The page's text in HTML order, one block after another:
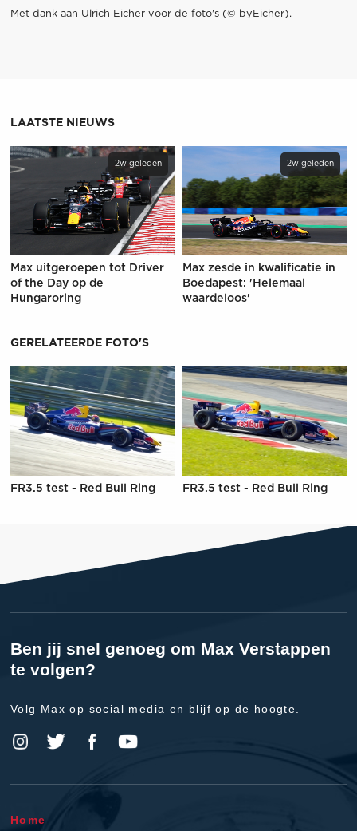
Met dank aan Ulrich Eicher voor de foto's (© byEicher).
LAATSTE NIEUWS
2w geleden
Max uitgeroepen tot Driver
of the Day op de
Hungaroring
2w geleden
Max zesde in kwalificatie in
Boedapest: 'Helemaal
waardeloos'
GERELATEERDE FOTO'S
FR3.5 test - Red Bull Ring FR3.5 test - Red Bull Ring
Ben jij snel genoeg om Max Verstappen
te volgen?
Volg Max op social media en blijf op de hoogte.
Home